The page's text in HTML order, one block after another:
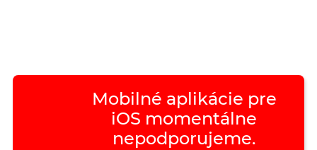
Mobilné aplikácie pre
iOS momentálne
nepodporujeme.